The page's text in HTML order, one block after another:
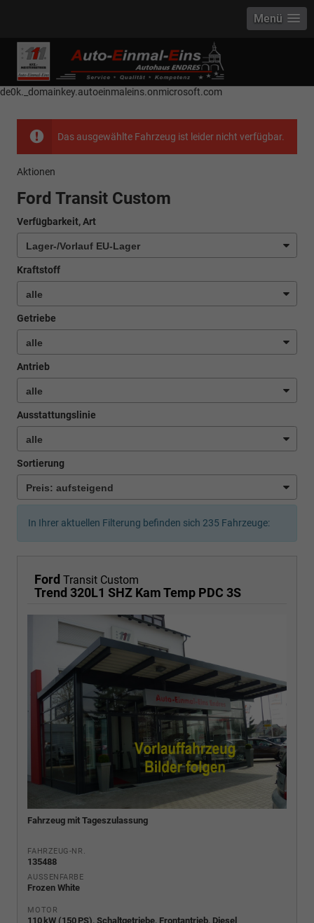
------------ Host Name : selector1._domainkey Points to address or value:
selector1-aee-de0k._domainkey.autoeinmaleins.onmicrosoft.com Host
Name : selector2._domainkey Points to address or value: selector2-aee-
de0k._domainkey.autoeinmaleins.onmicrosoft.com
Menü
Das ausgewählte Fahrzeug ist leider nicht verfügbar.
Aktionen
Ford Transit Custom
Verfügbarkeit, Art
Kraftstoff
Getriebe
Antrieb
Ausstattungslinie
Sortierung
In Ihrer aktuellen Filterung befinden sich 235 Fahrzeuge:
Ford Transit Custom
Trend 320L1 SHZ Kam Temp PDC 3S
Fahrzeug mit Tageszulassung
FAHRZEUG-NR.
135488
AUSSENFARBE
Frozen White
MOTOR
110 kW (150 PS), Schaltgetriebe, Frontantrieb, Diesel